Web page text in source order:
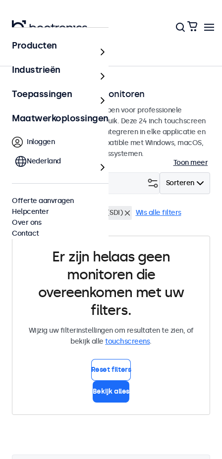
Touchscreens
24 inch touchscreen monitoren
24 inch touchscreens ontworpen voor professionele
toepassingen en continu gebruik. Deze 24 inch touchscreen
monitoren zijn eenvoudig te integreren in elke applicatie en
iedere omgeving en zijn compatible met Windows, macOS,
ChromeOS en Linux besturingssystemen.
Toon meer
Sorteren
Filter (0)
24 inch touchscreens BNC (SDI) Wis alle filters
Er zijn helaas geen
monitoren die
overeenkomen met uw
filters.
Wijzig uw filterinstellingen om resultaten te zien, of
bekijk alletouchscreens.
Reset filters
Bekijk alles
Producten
Industrieën
Toepassingen
Maatwerkoplossingen
Inloggen
Nederland
Offerte aanvragen
Helpcenter
Over ons
Contact